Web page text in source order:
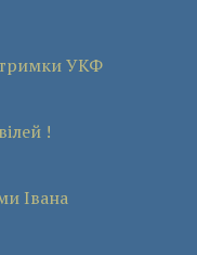
УКФ
!
Івана